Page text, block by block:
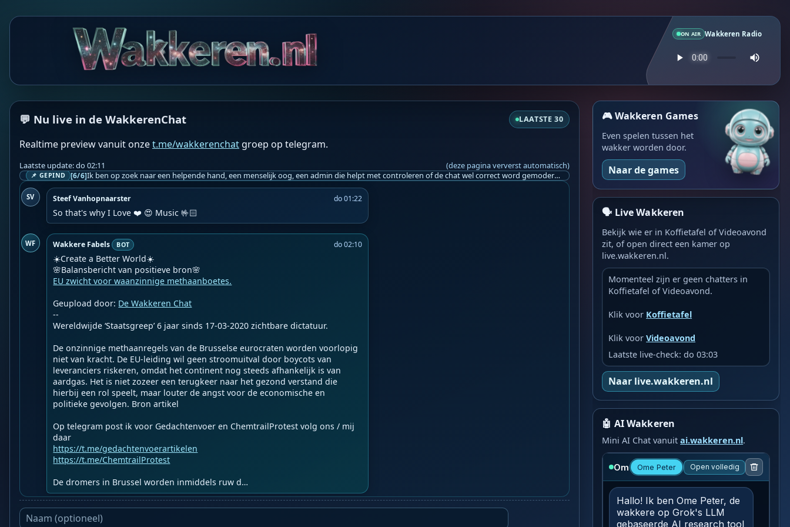
ON AIR Wakkeren Radio
💬 Nu live in de WakkerenChat LAATSTE 30
Realtime preview vanuit onzet.me/wakkerenchat groep op telegram.
Laatste update: do 02:11 (deze pagina ververst automatisch)
📌 GEPIND [6/6] Ik ben op zoek naar een helpende hand, een menselijk oog, een admin die helpt met controleren of de chat wel correct word gemodereerd word door NoMoSpam. 98% gaat automatisch goed, toch ik dit nooit helemaal loslaten en moet er altijd een mens mee blijven opletten bij elke beslissing die gemaakt word. Waar bestaan de werkzaamheden uit? Mee kijken in admin log kanaal naar alle drugs/porno/scams die voorbij komen en in het geval van een randgevalletje, ingrijpen en b.v. een verwijderd maar wel toegestaan bericht terug plaatsen met een druk op de knop. tsja zo banaal en simpel is het gesteld.. Word je hier blij van? Nee. Strookt het je ego? Nee. Word je er beter van? Nee. Kost het veel tijd? Totaal niet, consistentie en regelmaat is belangrijker dan 'er even voor kunnen gaan zitten'.. het werk is in een paar seconden gepiept.. je checkt puur of AI de juiste beslissing heeft gemaakt.. …
SV Steef Vanhopnaarster do 01:22
So that's why I Love ❤️ 😍 Music 🤟🏻
WF Wakkere Fabels BOT do 02:10
☀️Create a Better World☀️
EU zwicht voor waanzinnige methaanboetes.
Geupload door: De Wakkeren Chat
--
Wereldwijde ‘Staatsgreep’ 6 jaar sinds 17-03-2020 zichtbare dictatuur.
De onzinnige methaanregels van de Brusselse eurocraten worden voorlopig
niet van kracht. De EU-leiding wil geen stroomuitval door boycots van
leveranciers riskeren, omdat het continent nog steeds afhankelijk is van
aardgas. Het is niet zozeer een terugkeer naar het gezond verstand die
hierbij een rol speelt, maar louter de angst voor de economische en
politieke gevolgen. Bron artikel
Op telegram post ik voor Gedachtenvoer en ChemtrailProtest volg ons / mij
https://t.me/gedachtenvoerartikelen
https://t.me/ChemtrailProtest
De dromers in Brussel worden inmiddels ruw d…
🎮 Wakkeren Games
Even spelen tussen het
wakker worden door.
Naar de games
🗣️ Live Wakkeren
Bekijk wie er in Koffietafel of Videoavond
zit, of open direct een kamer op
live.wakkeren.nl.
Momenteel zijn er geen chatters in
Koffietafel of Videoavond.
Klik voor Koffietafel
Klik voorVideoavond
Laatste live-check: do 03:03
Naar live.wakkeren.nl
🤖 AI Wakkeren
Mini AI Chat vanuitai.wakkeren.nl.